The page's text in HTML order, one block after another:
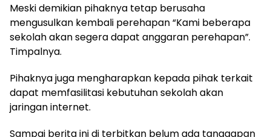
Meski demikian pihaknya tetap berusaha
mengusulkan kembali perehapan “Kami beberapa
sekolah akan segera dapat anggaran perehapan”.
Timpalnya.
Pihaknya juga mengharapkan kepada pihak terkait
dapat memfasilitasi kebutuhan sekolah akan
jaringan internet.
Sampai berita ini di terbitkan belum ada tanggapan